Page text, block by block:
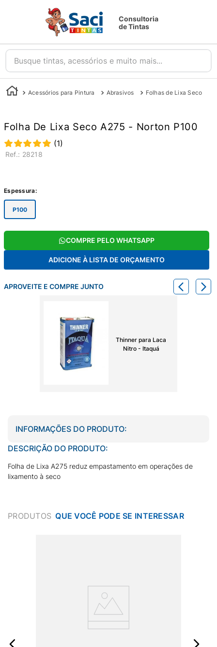
Consultoria
de Tintas
Busque tintas, acessórios e muito mais...
Acessórios para Pintura Abrasivos Folhas de Lixa Seco
Folha De Lixa Seco A275 - Norton P100
(1)
: 28218
Espessura:
P100
COMPRE PELO WHATSAPP
ADICIONE À LISTA DE ORÇAMENTO
APROVEITE E COMPRE JUNTO
Thinner para Laca
Nitro - Itaquá
INFORMAÇÕES DO PRODUTO:
DESCRIÇÃO DO PRODUTO:
Folha de Lixa A275 reduz empastamento em operações de
lixamento à seco
PRODUTOS